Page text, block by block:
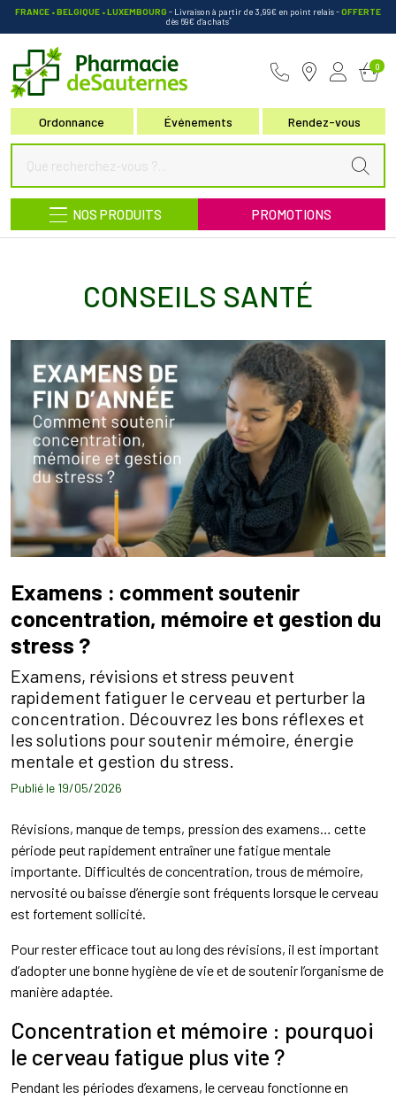
FRANCE • BELGIQUE • LUXEMBOURG - Livraison à partir de 3,99€ en point relais-OFFERTE
dès 69€ d’achats*
Ordonnance Événements Rendez-vous
0
NOS PRODUITS PROMOTIONS
CONSEILS SANTÉ
Examens : comment soutenir
concentration, mémoire et gestion du
stress ?
Examens, révisions et stress peuvent
rapidement fatiguer le cerveau et perturber la
concentration. Découvrez les bons réflexes et
les solutions pour soutenir mémoire, énergie
mentale et gestion du stress.
Publié le 19/05/2026
Révisions, manque de temps, pression des examens… cette
période peut rapidement entraîner une fatigue mentale
importante. Difficultés de concentration, trous de mémoire,
nervosité ou baisse d’énergie sont fréquents lorsque le cerveau
est fortement sollicité.
Pour rester efficace tout au long des révisions, il est important
d’adopter une bonne hygiène de vie et de soutenir l’organisme de
manière adaptée.
Concentration et mémoire : pourquoi
le cerveau fatigue plus vite ?
Pendant les périodes d’examens, le cerveau fonctionne en